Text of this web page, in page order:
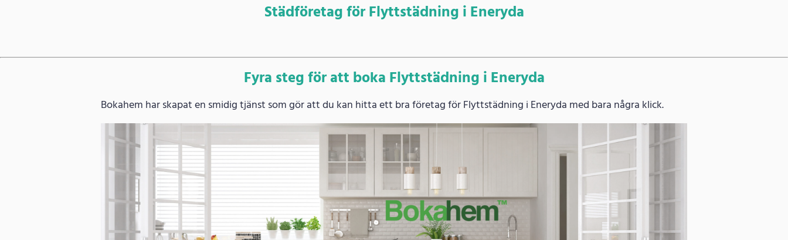
Städföretag för Flyttstädning i Eneryda
Fyra steg för att boka Flyttstädning i Eneryda
Bokahem har skapat en smidig tjänst som gör att du kan hitta ett bra företag för Flyttstädning i Eneryda med bara några klick.